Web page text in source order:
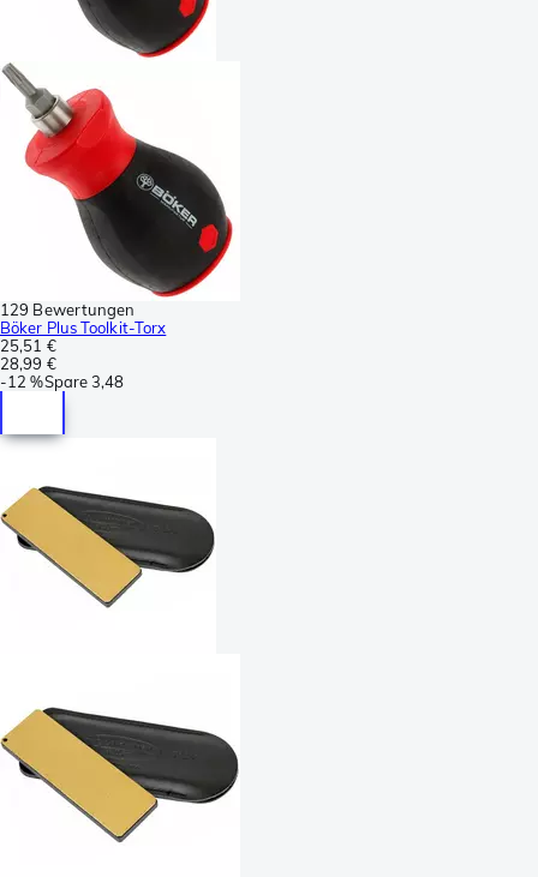
129 Bewertungen
Böker Plus Toolkit-Torx
25,51 €
28,99 €
-12 %Spare3,48